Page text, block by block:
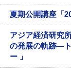
夏期公開講座「
アジア経済研究
の発展の軌跡—
ー 」